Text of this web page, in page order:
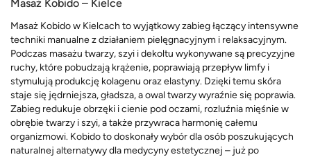
Masaż Kobido – Kielce
Masaż Kobido w Kielcach to wyjątkowy zabieg łączący intensywne
techniki manualne z działaniem pielęgnacyjnym i relaksacyjnym.
Podczas masażu twarzy, szyi i dekoltu wykonywane są precyzyjne
ruchy, które pobudzają krążenie, poprawiają przepływ limfy i
stymulują produkcję kolagenu oraz elastyny. Dzięki temu skóra
staje się jędrniejsza, gładsza, a owal twarzy wyraźnie się poprawia.
Zabieg redukuje obrzęki i cienie pod oczami, rozluźnia mięśnie w
obrębie twarzy i szyi, a także przywraca harmonię całemu
organizmowi. Kobido to doskonały wybór dla osób poszukujących
naturalnej alternatywy dla medycyny estetycznej – już po